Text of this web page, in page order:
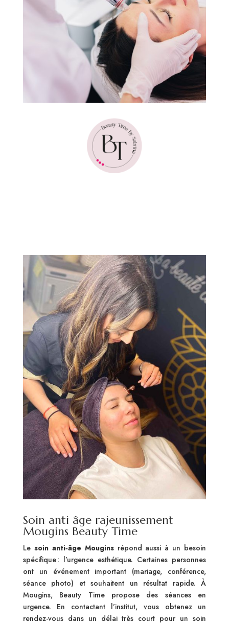
Soin anti âge rajeunissement
Mougins Beauty Time
Le soin anti‑âge Mouginsrépond aussi à un besoin
spécifique : l’urgence esthétique. Certaines personnes
ont un événement important (mariage, conférence,
séance photo) et souhaitent un résultat rapide. À
Mougins, Beauty Time propose des séances en
urgence. En contactant l’institut, vous obtenez un
rendez-vous dans un délai très court pour un soin